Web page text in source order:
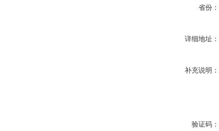
省份：
详细地址：
补充说明：
验证码：